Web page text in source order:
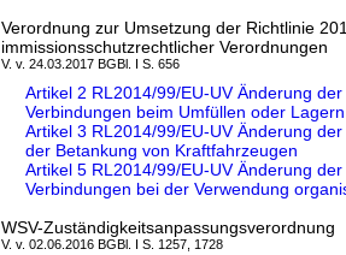
Verordnung zur Umsetzung der Richtlinie
immissionsschutzrechtlicher Verordnungen
V. v. 24.03.2017 BGBl. I S. 656
Artikel 2 RL2014/99/EU-UV Änderung
Verbindungen beim Umfüllen oder
Artikel 3 RL2014/99/EU-UV Änderung
der Betankung von Kraftfahrzeugen
Artikel 5 RL2014/99/EU-UV Änderung
Verbindungen bei der Verwendung
WSV-Zuständigkeitsanpassungsverordnung
V. v. 02.06.2016 BGBl. I S. 1257, 1728